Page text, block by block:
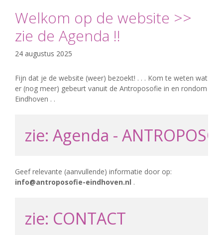
Welkom op de website >>
zie de Agenda !!
24 augustus 2025
Fijn dat je de website (weer) bezoekt! . . . Kom te weten wat
er (nog meer) gebeurt vanuit de Antroposofie in en rondom
Eindhoven . .
zie: Agenda -
Geef relevante (aanvullende) informatie door op:
info@antroposofie-eindhoven.nl .
zie: CONTACT